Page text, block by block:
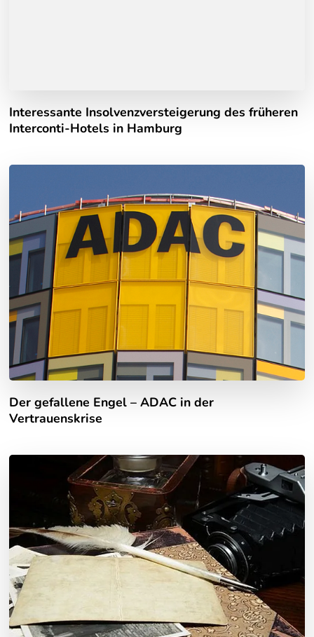
Interessante Insolvenzversteigerung des früheren
Interconti-Hotels in Hamburg
Der gefallene Engel – ADAC in der
Vertrauenskrise